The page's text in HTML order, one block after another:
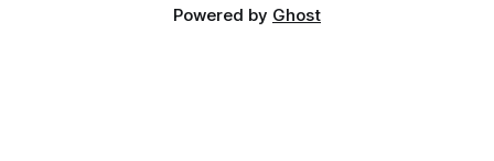
Powered by Ghost